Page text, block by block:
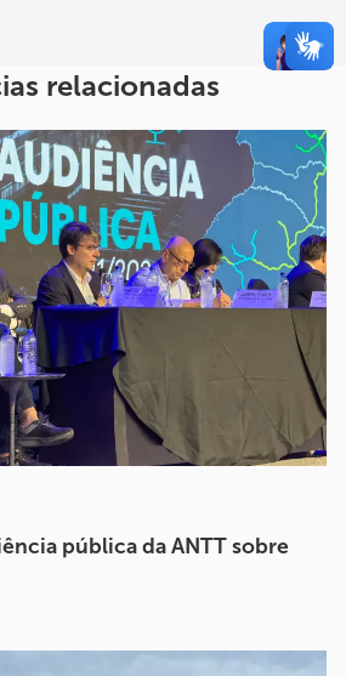
relacionadas
pública da ANTT sobre